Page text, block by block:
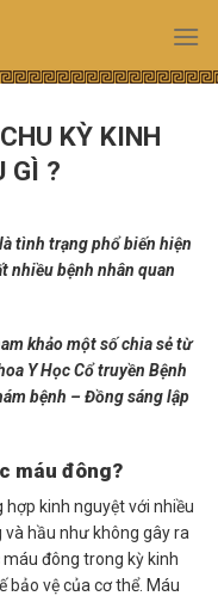
KỲ KINH
GÌ ?
tình trạng phổ biến hiện
nhiều bệnh nhân quan
khảo một số chia sẻ từ
Y Học Cổ truyền Bệnh
bệnh – Đồng sáng lập
máu đông?
kinh nguyệt với nhiều
hầu như không gây ra
đông trong kỳ kinh
vệ của cơ thể. Máu